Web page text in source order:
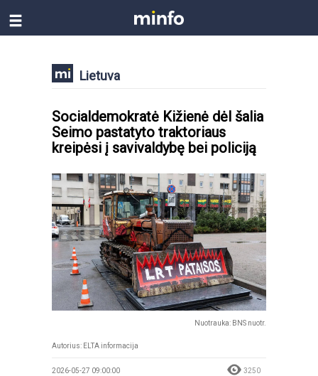
Lietuva
Socialdemokratė Kižienė dėl šalia
Seimo pastatyto traktoriaus
kreipėsi į savivaldybę bei policiją
Nuotrauka: BNS nuotr.
Autorius: ELTA informacija
2026-05-27 09:00:00 3250